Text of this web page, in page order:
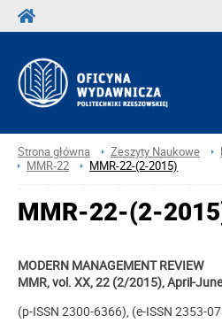
Strona główna Zeszyty Naukowe
MMR-22
MMR-22-(2-2015)
MMR-22-(2-
MODERN MANAGEMENT REVIEW
MMR, vol. XX, 22 (2/2015), April-
(p-ISSN 2300-6366), (e-ISSN 2353-